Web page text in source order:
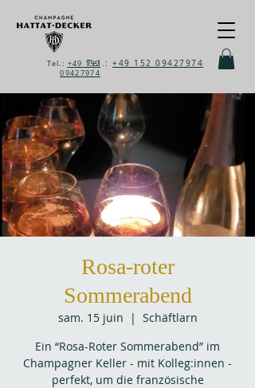
Tel.: +49 152 09427974
Tel.: +49 152
09427974
Rosa-roter
Sommerabend
sam. 15 juin
  |
Schäftlarn
Ein “Rosa-Roter Sommerabend” im
Champagner Keller - mit Kolleg:innen -
perfekt, um die französische